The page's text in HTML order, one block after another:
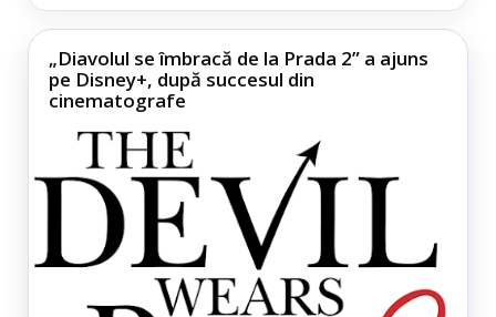
„Diavolul se îmbracă de la Prada 2” a ajuns
pe Disney+, după succesul din
cinematografe